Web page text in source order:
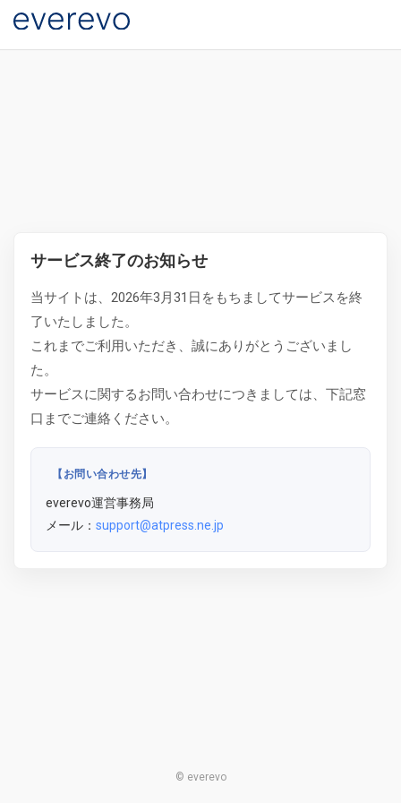
サービス終了のお知らせ
当サイトは、2026年3月31日をもちましてサービスを終
了いたしました。
これまでご利用いただき、誠にありがとうございまし
た。
サービスに関するお問い合わせにつきましては、下記窓
口までご連絡ください。
【お問い合わせ先】
everevo運営事務局
メール： support@atpress.ne.jp
© everevo